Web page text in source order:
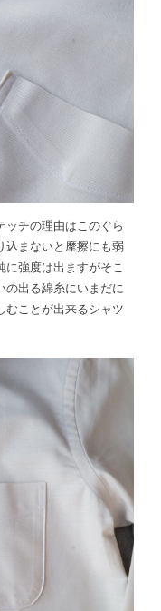
ッチの理由はこのぐら
込まないと摩擦にも弱
強度は出ますがそこ
の出る綿糸にいまだに
むことが出来るシャツ